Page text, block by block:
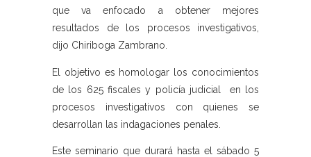
que va enfocado a obtener mejores
resultados de los procesos investigativos,
dijo Chiriboga Zambrano.
El objetivo es homologar los conocimientos
de los 625 fiscales y policía judicial en los
procesos investigativos con quienes se
desarrollan las indagaciones penales.
Este seminario que durará hasta el sábado 5